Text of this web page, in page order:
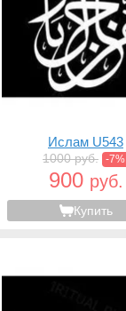
Ислам U543
1000 руб. -7%
900 руб.
Купить